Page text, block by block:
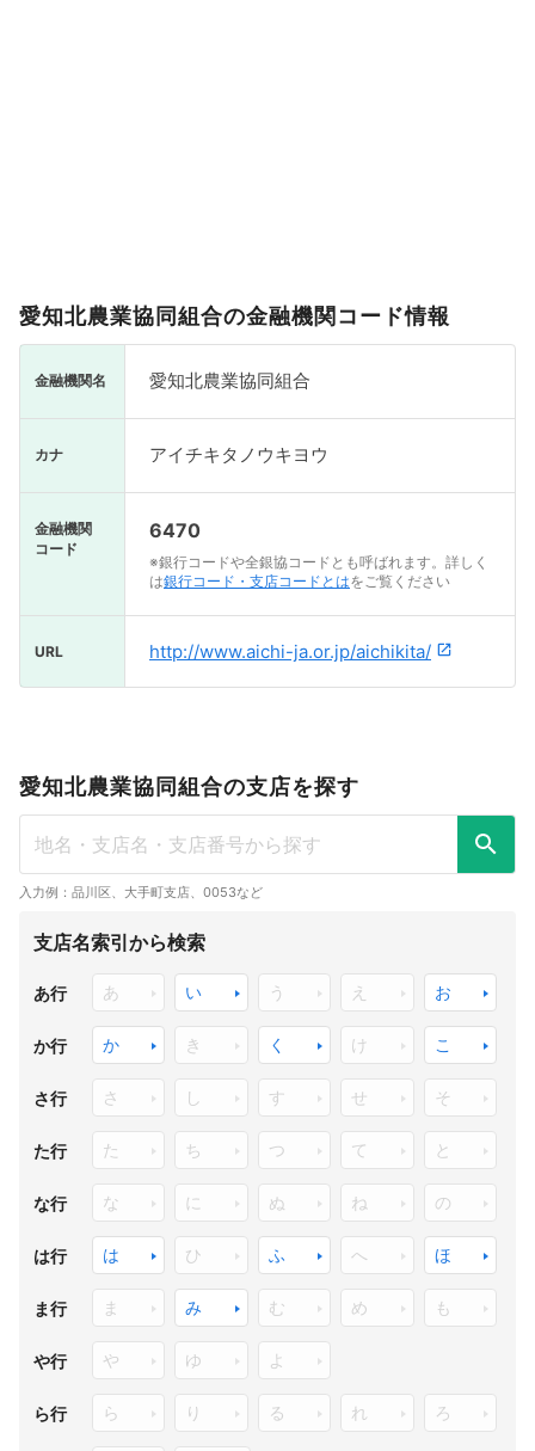
愛知北農業協同組合の金融機関コード情報
金融機関名 愛知北農業協同組合
カナ アイチキタノウキヨウ
金融機関
コード
6470
※銀行コードや全銀協コードとも呼ばれます。詳しく
は銀行コード・支店コードとはをご覧ください
URL http://www.aichi-ja.or.jp/aichikita/
愛知北農業協同組合の支店を探す
入力例：品川区、大手町支店、0053など
支店名索引から検索
あ行 あ い う え お
か行 か き く け こ
さ行 さ し す せ そ
た行 た ち つ て と
な行 な に ぬ ね の
は行 は ひ ふ へ ほ
ま行 ま み む め も
や行 や ゆ よ
ら行 ら り る れ ろ